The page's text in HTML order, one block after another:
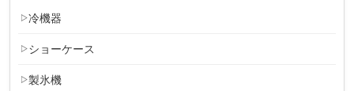
冷機器
ショーケース
製氷機